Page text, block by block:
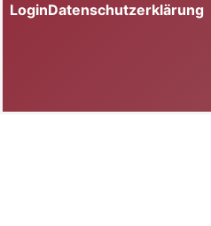
LoginDatenschutzerklärung